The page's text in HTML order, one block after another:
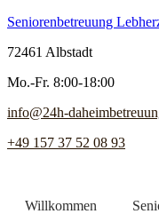
Seniorenbetreuung
72461 Albstadt
Mo.-Fr. 8:00-18:00
info@24h-
+49 157 37 52 08 93
Willkommen